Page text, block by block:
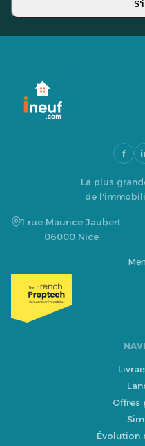
f
La plus
de
1 rue Maurice Jaubert
06000 Nice
Offres
Évolution